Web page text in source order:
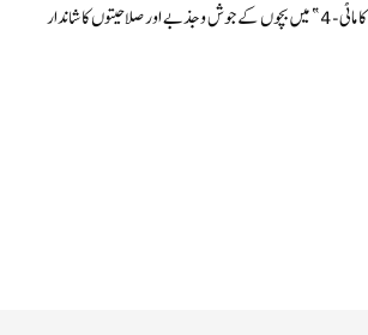
"بچوں کا ماٹی-4” میں بچوں کے جوش و جذبے اور صلاحیتوں کا شاندار